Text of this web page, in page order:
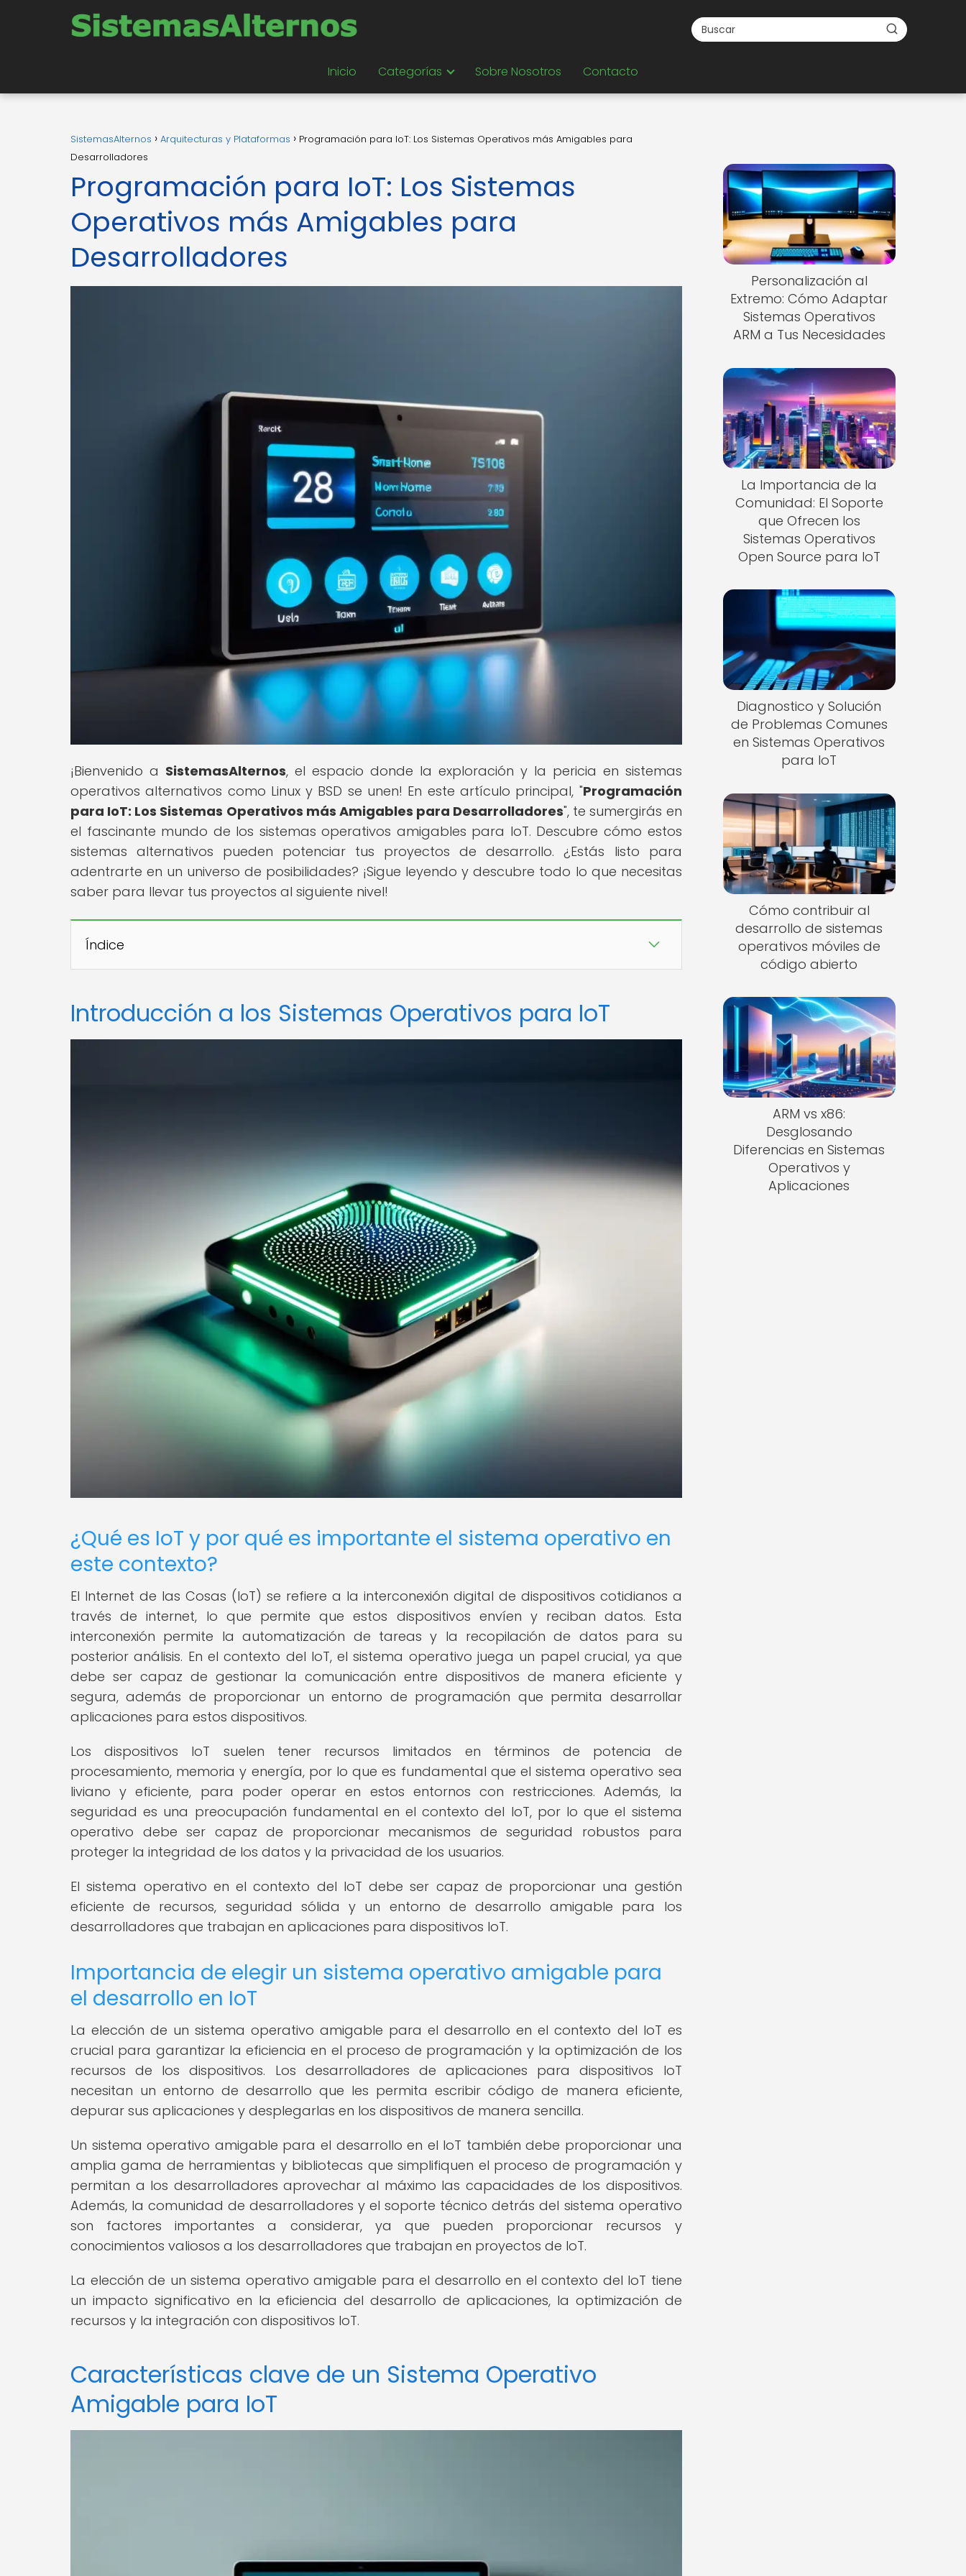
Inicio Categorías Sobre Nosotros Contacto
SistemasAlternos Arquitecturas y Plataformas
Programación para IoT: Los Sistemas Operativos más Amigables para
Desarrolladores
Programación para IoT: Los Sistemas
Operativos más Amigables para
Desarrolladores
¡Bienvenido a SistemasAlternos, el espacio donde la exploración y la pericia en sistemas
operativos alternativos como Linux y BSD se unen! En este artículo principal, "Programación
para IoT: Los Sistemas Operativos más Amigables para Desarrolladores", te sumergirás en
el fascinante mundo de los sistemas operativos amigables para IoT. Descubre cómo estos
sistemas alternativos pueden potenciar tus proyectos de desarrollo. ¿Estás listo para
adentrarte en un universo de posibilidades? ¡Sigue leyendo y descubre todo lo que necesitas
saber para llevar tus proyectos al siguiente nivel!
Índice
Introducción a los Sistemas Operativos para IoT
¿Qué es IoT y por qué es importante el sistema operativo en
este contexto?
El Internet de las Cosas (IoT) se refiere a la interconexión digital de dispositivos cotidianos a
través de internet, lo que permite que estos dispositivos envíen y reciban datos. Esta
interconexión permite la automatización de tareas y la recopilación de datos para su
posterior análisis. En el contexto del IoT, el sistema operativo juega un papel crucial, ya que
debe ser capaz de gestionar la comunicación entre dispositivos de manera eficiente y
segura, además de proporcionar un entorno de programación que permita desarrollar
aplicaciones para estos dispositivos.
Los dispositivos IoT suelen tener recursos limitados en términos de potencia de
procesamiento, memoria y energía, por lo que es fundamental que el sistema operativo sea
liviano y eficiente, para poder operar en estos entornos con restricciones. Además, la
seguridad es una preocupación fundamental en el contexto del IoT, por lo que el sistema
operativo debe ser capaz de proporcionar mecanismos de seguridad robustos para
proteger la integridad de los datos y la privacidad de los usuarios.
El sistema operativo en el contexto del IoT debe ser capaz de proporcionar una gestión
eficiente de recursos, seguridad sólida y un entorno de desarrollo amigable para los
desarrolladores que trabajan en aplicaciones para dispositivos IoT.
Importancia de elegir un sistema operativo amigable para
el desarrollo en IoT
La elección de un sistema operativo amigable para el desarrollo en el contexto del IoT es
crucial para garantizar la eficiencia en el proceso de programación y la optimización de los
recursos de los dispositivos. Los desarrolladores de aplicaciones para dispositivos IoT
necesitan un entorno de desarrollo que les permita escribir código de manera eficiente,
depurar sus aplicaciones y desplegarlas en los dispositivos de manera sencilla.
Un sistema operativo amigable para el desarrollo en el IoT también debe proporcionar una
amplia gama de herramientas y bibliotecas que simplifiquen el proceso de programación y
permitan a los desarrolladores aprovechar al máximo las capacidades de los dispositivos.
Además, la comunidad de desarrolladores y el soporte técnico detrás del sistema operativo
son factores importantes a considerar, ya que pueden proporcionar recursos y
conocimientos valiosos a los desarrolladores que trabajan en proyectos de IoT.
La elección de un sistema operativo amigable para el desarrollo en el contexto del IoT tiene
un impacto significativo en la eficiencia del desarrollo de aplicaciones, la optimización de
recursos y la integración con dispositivos IoT.
Características clave de un Sistema Operativo
Amigable para IoT
Personalización al
Extremo: Cómo Adaptar
Sistemas Operativos
ARM a Tus Necesidades
La Importancia de la
Comunidad: El Soporte
que Ofrecen los
Sistemas Operativos
Open Source para IoT
Diagnostico y Solución
de Problemas Comunes
en Sistemas Operativos
para IoT
Cómo contribuir al
desarrollo de sistemas
operativos móviles de
código abierto
ARM vs x86:
Desglosando
Diferencias en Sistemas
Operativos y
Aplicaciones